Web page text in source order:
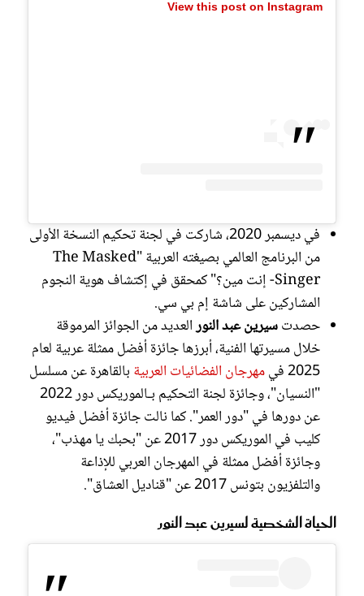
View this post on Instagram
في ديسمبر 2020، شاركت في لجنة تحكيم النسخة الأولى
من البرنامج العالمي بصيغته العربية "The Masked
Singer- إنت مين؟" كمحقق في إكتشاف هوية النجوم
المشاركين على شاشة إم بي سي.
حصدتسيرين عبد النورالعديد من الجوائز المرموقة
خلال مسيرتها الفنية، أبرزها جائزة أفضل ممثلة عربية لعام
2025 في
مهرجان الفضائيات العربية بالقاهرة عن مسلسل
"النسيان"، وجائزة لجنة التحكيم بـالموريكس دور 2022
عن دورها في "دور العمر". كما نالت جائزة أفضل فيديو
كليب في الموريكس دور 2017 عن "بحبك يا مهذب"،
وجائزة أفضل ممثلة في المهرجان العربي للإذاعة
والتلفزيون بتونس 2017 عن "قناديل العشاق".
الحياة الشخصية لسيرين عبد النور